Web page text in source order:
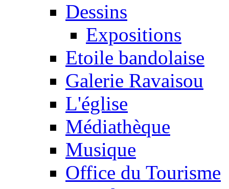
Dessins
Expositions
Etoile bandolaise
Galerie Ravaisou
L'église
Médiathèque
Musique
Office du Tourisme